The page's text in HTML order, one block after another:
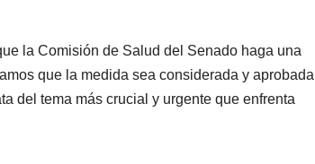
la Comisión de Salud del Senado haga una
que la medida sea considerada y aprobada
del tema más crucial y urgente que enfrenta